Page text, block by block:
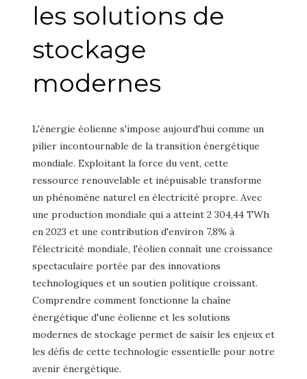
les solutions de
stockage
modernes
L'énergie éolienne s'impose aujourd'hui comme un
pilier incontournable de la transition énergétique
mondiale. Exploitant la force du vent, cette
ressource renouvelable et inépuisable transforme
un phénomène naturel en électricité propre. Avec
une production mondiale qui a atteint 2 304,44 TWh
en 2023 et une contribution d'environ 7,8% à
l'électricité mondiale, l'éolien connaît une croissance
spectaculaire portée par des innovations
technologiques et un soutien politique croissant.
Comprendre comment fonctionne la chaîne
énergétique d'une éolienne et les solutions
modernes de stockage permet de saisir les enjeux et
les défis de cette technologie essentielle pour notre
avenir énergétique.